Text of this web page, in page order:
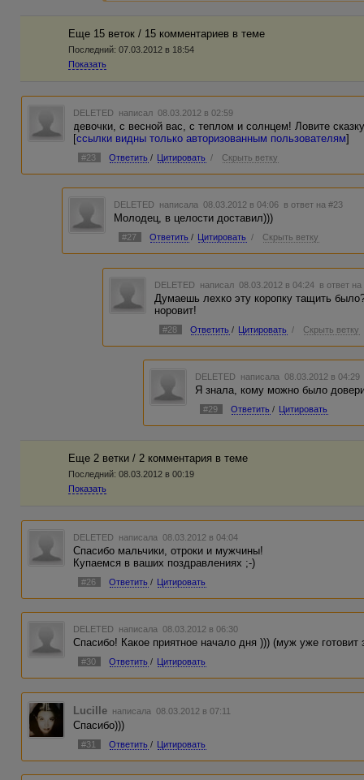
Еще 15 веток / 15 комментариев в темe
Последний: 07.03.2012 в 18:54
Показать
DELETED написал 08.03.2012 в 02:59
девочки, с весной вас, с теплом и солнцем! Ловите
[ссылки видны только авторизованным пользователям]
#23 Ответить / Цитировать / Скрыть ветку
DELETED написала 08.03.2012 в 04:06 в ответ на #23
Молодец, в целости доставил)))
#27 Ответить / Цитировать / Скрыть ветку
DELETED написал 08.03.2012 в 04:24 в ответ
Думаешь лехко эту коропку тащить
норовит!
#28 Ответить / Цитировать / Скрыть ветку
DELETED написала 08.03.2012 в
Я знала, кому можно было
#29 Ответить / Цитировать
Еще 2 ветки / 2 комментария в темe
Последний: 08.03.2012 в 00:19
Показать
DELETED написала 08.03.2012 в 04:04
Спасибо мальчики, отроки и мужчины!
Купаемся в ваших поздравлениях ;-)
#26 Ответить / Цитировать
DELETED написала 08.03.2012 в 06:30
Спасибо! Какое приятное начало дня ))) (муж уже готовит
#30 Ответить / Цитировать
Lucille написала 08.03.2012 в 07:11
Спасибо)))
#31 Ответить / Цитировать